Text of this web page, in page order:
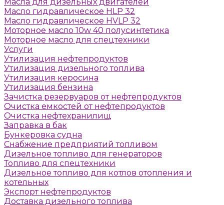
Масло гидравлическое HLP 32
Масло гидравлическое HVLP 32
Моторное масло 10w 40 полусинтетика
Моторное масло для спецтехники
Услуги
Утилизация нефтепродуктов
Утилизация дизельного топлива
Утилизация керосина
Утилизация бензина
Зачистка резервуаров от нефтепродуктов
Очистка емкостей от нефтепродуктов
Очистка нефтехранилищ
Заправка в бак
Бункеровка судна
Снабжение предприятий топливом
Дизельное топливо для генераторов
Топливо для спецтехники
Дизельное топливо для котлов отопления и
котельных
Экспорт нефтепродуктов
Доставка дизельного топлива